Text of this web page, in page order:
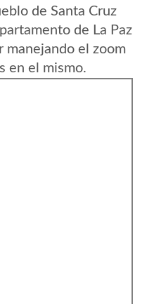
de Santa Cruz
de La Paz
manejando el zoom
en el mismo.